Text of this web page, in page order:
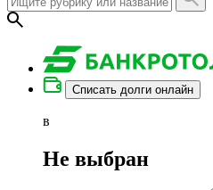
Списать долги онлайн
в
Не выбран